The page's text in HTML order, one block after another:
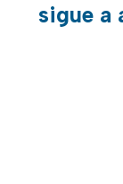
sigue a